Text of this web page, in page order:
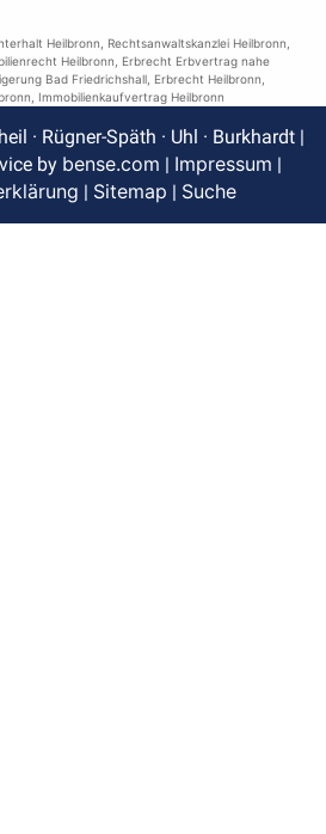
Heilbronn Rechtsanwaltskanzlei Heilbronn
Heilbronn
Erbrecht Erbvertrag nahe
Bad Friedrichshall Erbrecht Heilbronn
Immobilienkaufvertrag Heilbronn
· Rügner-Späth · Uhl · Burkhardt |
by bense.com | Impressum |
| Sitemap | Suche